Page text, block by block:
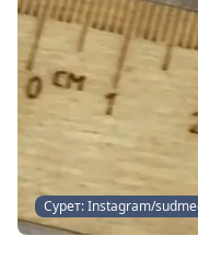
Сурет: Instagram/